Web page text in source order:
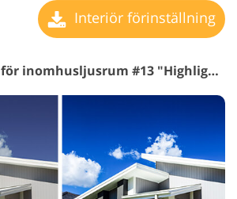
Interiör förinställning
Förinställningar för inomhusljusrum #13 "Highlights"